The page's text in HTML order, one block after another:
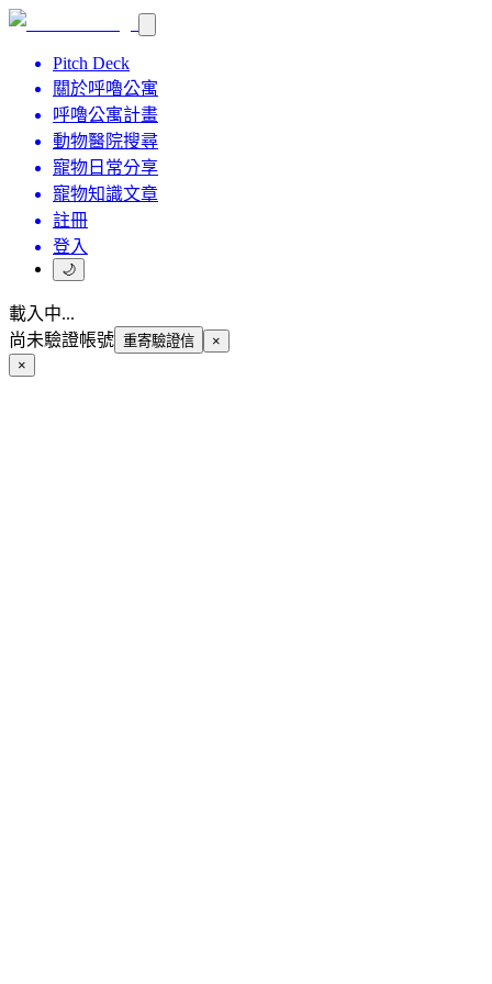
Pitch Deck
關於呼嚕公寓
呼嚕公寓計畫
動物醫院搜尋
寵物日常分享
寵物知識文章
註冊
登入
🌙
載入中...
尚未驗證帳號 重寄驗證信
×
×